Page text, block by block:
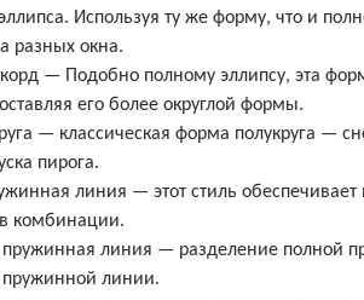
Используя ту же форму, что и
разных окна.
— Подобно полному эллипсу, эта
его более округлой формы.
— классическая форма полукруга —
пирога.
линия — этот стиль
комбинации.
пружинная линия — разделение полной
пружинной линии.